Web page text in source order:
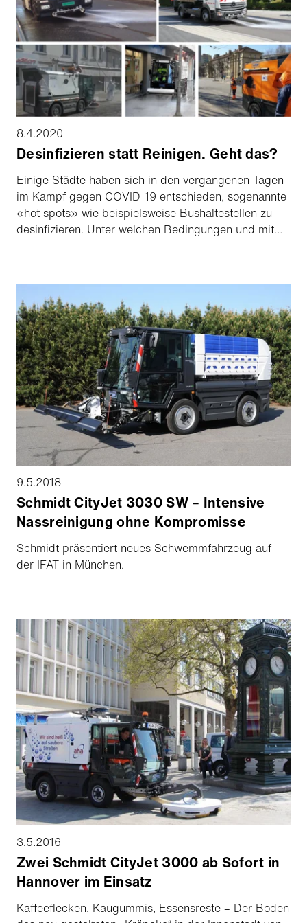
Kehrmaschinen haben wir die passende Lösung für
Ihr Problem – mit Sicherheit!
8.4.2020
Desinfizieren statt Reinigen. Geht das?
Einige Städte haben sich in den vergangenen Tagen
im Kampf gegen COVID-19 entschieden, sogenannte
«hot spots» wie beispielsweise Bushaltestellen zu
desinfizie­ren. Unter welchen Bedingungen und mit
Sprühfahrzeug eingesetzt werden? Wir haben nach­
gefragt.
9.5.2018
Schmidt CityJet 3030 SW – Intensive
Nassreinigung ohne Kompromisse
Schmidt präsentiert neues Schwemmfahrzeug auf
der IFAT in München.
3.5.2016
Zwei Schmidt CityJet 3000 ab Sofort in
Hannover im Einsatz
Kaffeeflecken, Kaugummis, Essensreste – Der Boden